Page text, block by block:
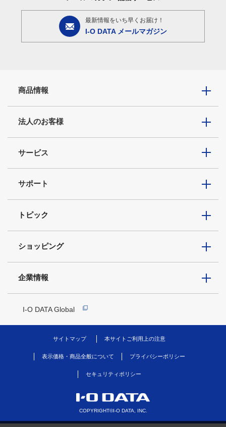
最新情報をいち早くお届け！
I-O DATA メールマガジン
商品情報
法人のお客様
サービス
サポート
トピック
ショッピング
企業情報
I-O DATA Global
サイトマップ 本サイトご利用上の注意
表示価格・商品全般について プライバシーポリシー
セキュリティポリシー
COPYRIGHT©I-O DATA, INC.